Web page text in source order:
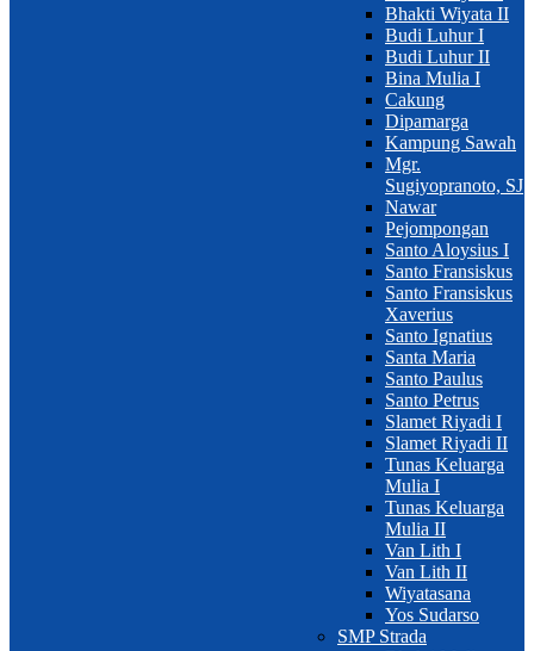
Bhakti Wiyata II
Budi Luhur I
Budi Luhur II
Bina Mulia I
Cakung
Dipamarga
Kampung Sawah
Mgr.
Sugiyopranoto, SJ
Nawar
Pejompongan
Santo Aloysius I
Santo Fransiskus
Santo Fransiskus
Xaverius
Santo Ignatius
Santa Maria
Santo Paulus
Santo Petrus
Slamet Riyadi I
Slamet Riyadi II
Tunas Keluarga
Mulia I
Tunas Keluarga
Mulia II
Van Lith I
Van Lith II
Wiyatasana
Yos Sudarso
SMP Strada